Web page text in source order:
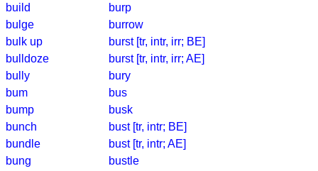
build
bulge
bulk up
bulldoze
bully
bum
bump
bunch
bundle
bung
burp
burrow
burst [tr, intr, irr; BE]
burst [tr, intr, irr; AE]
bury
bus
busk
bust [tr, intr; BE]
bust [tr, intr; AE]
bustle